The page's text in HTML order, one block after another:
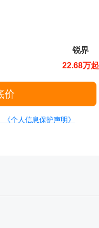
锐界
22.68万起
《个人信息保护声明》